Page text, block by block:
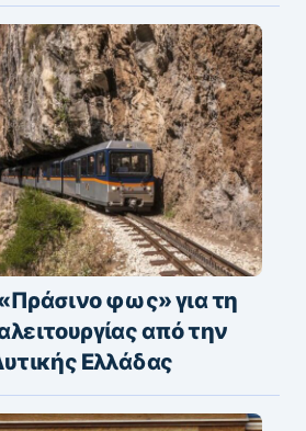
φως» για τη
από την
Ελλάδας